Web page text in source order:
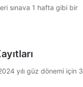
sınava 1 hafta gibi bir
yılı güz dönemi için 3